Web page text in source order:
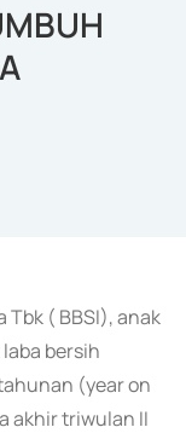
Tbk ( BBSI), anak
bersih
(year on
akhir triwulan II